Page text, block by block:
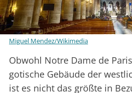
Miguel Mendez/Wikimedia
Obwohl Notre Dame de
gotische Gebäude der
ist es nicht das größte in